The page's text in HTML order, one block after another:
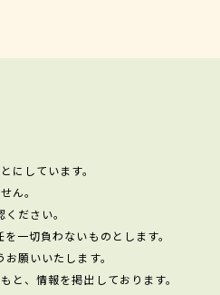
にしています。
ん。
ださい。
一切負わないものとします。
願いいたします。
と、情報を掲出しております。